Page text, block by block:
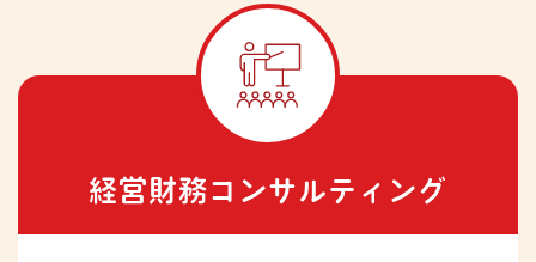
経営財務コンサルティング